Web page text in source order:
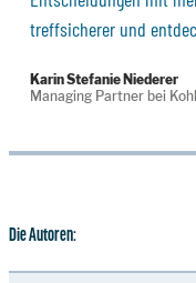
treffsicherer und
Karin Stefanie Niederer
Managing Partner bei
Die Autoren: